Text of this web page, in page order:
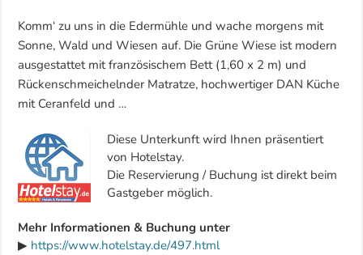
Komm‘ zu uns in die Edermühle und wache morgens mit
Sonne, Wald und Wiesen auf. Die Grüne Wiese ist modern
ausgestattet mit französischem Bett (1,60 x 2 m) und
Rückenschmeichelnder Matratze, hochwertiger DAN Küche
mit Ceranfeld und …
Diese Unterkunft wird Ihnen präsentiert
von Hotelstay.
Die Reservierung / Buchung ist direkt beim
Gastgeber möglich.
Mehr Informationen & Buchung unter
▶ https://www.hotelstay.de/497.html